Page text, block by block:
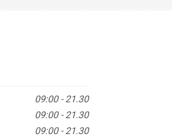
09:00 - 21.30
09:00 - 21.30
09:00 - 21.30